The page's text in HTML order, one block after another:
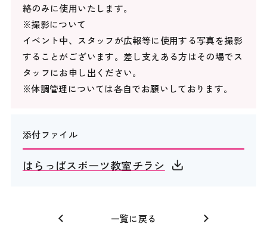
絡のみに使用いたします。
※撮影について
イベント中、スタッフが広報等に使用する写真を撮影
することがございます。差し支えある方はその場でス
タッフにお申し出ください。
※体調管理については各自でお願いしております。
添付ファイル
はらっぱスポーツ教室チラシ
一覧に戻る